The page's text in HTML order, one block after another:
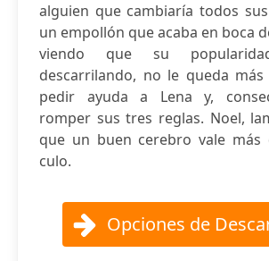
alguien que cambiaría todos
un empollón que acaba en boca
viendo que su
descarrilando, no le queda
pedir ayuda a Lena y,
romper sus tres reglas. Noel,
que un buen cerebro vale más
culo.
Opciones de